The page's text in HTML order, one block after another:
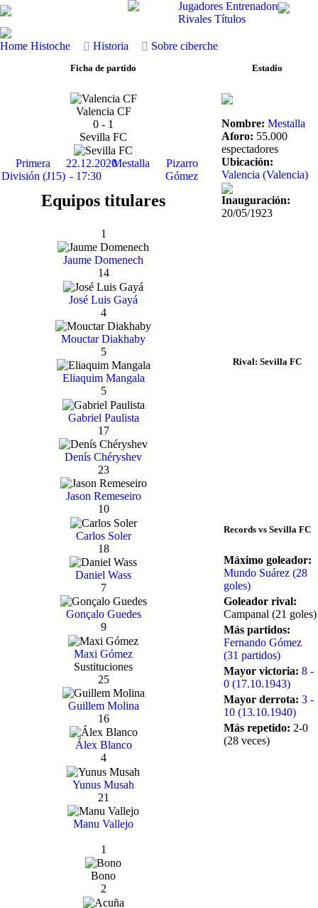
Jugadores Entrenadores
Rivales Títulos
Home Histoche Historia Sobre ciberche
Ficha de partido
Valencia CF
0 - 1
Sevilla FC
Primera
División (J15)
22.12.2020
- 17:30
Mestalla
Pizarro
Gómez
Equipos titulares
1
Jaume Domenech
14
José Luis Gayá
4
Mouctar Diakhaby
5
Eliaquim Mangala
5
Gabriel Paulista
17
Denís Chéryshev
23
Jason Remeseiro
10
Carlos Soler
18
Daniel Wass
7
Gonçalo Guedes
9
Maxi Gómez
Sustituciones
25
Guillem Molina
16
Álex Blanco
4
Yunus Musah
21
Manu Vallejo
1
Bono
2
Estadio
Nombre: Mestalla
Aforo: 55.000
espectadores
Ubicación:
Valencia (Valencia)
Inauguración:
20/05/1923
Rival: Sevilla FC
Records vs Sevilla FC
Máximo goleador:
Mundo Suárez (28
goles)
Goleador rival:
Campanal (21 goles)
Más partidos:
Fernando Gómez
(31 partidos)
Mayor victoria: 8 -
0 (17.10.1943)
Mayor derrota: 3 -
10 (13.10.1940)
Más repetido: 2-0
(28 veces)